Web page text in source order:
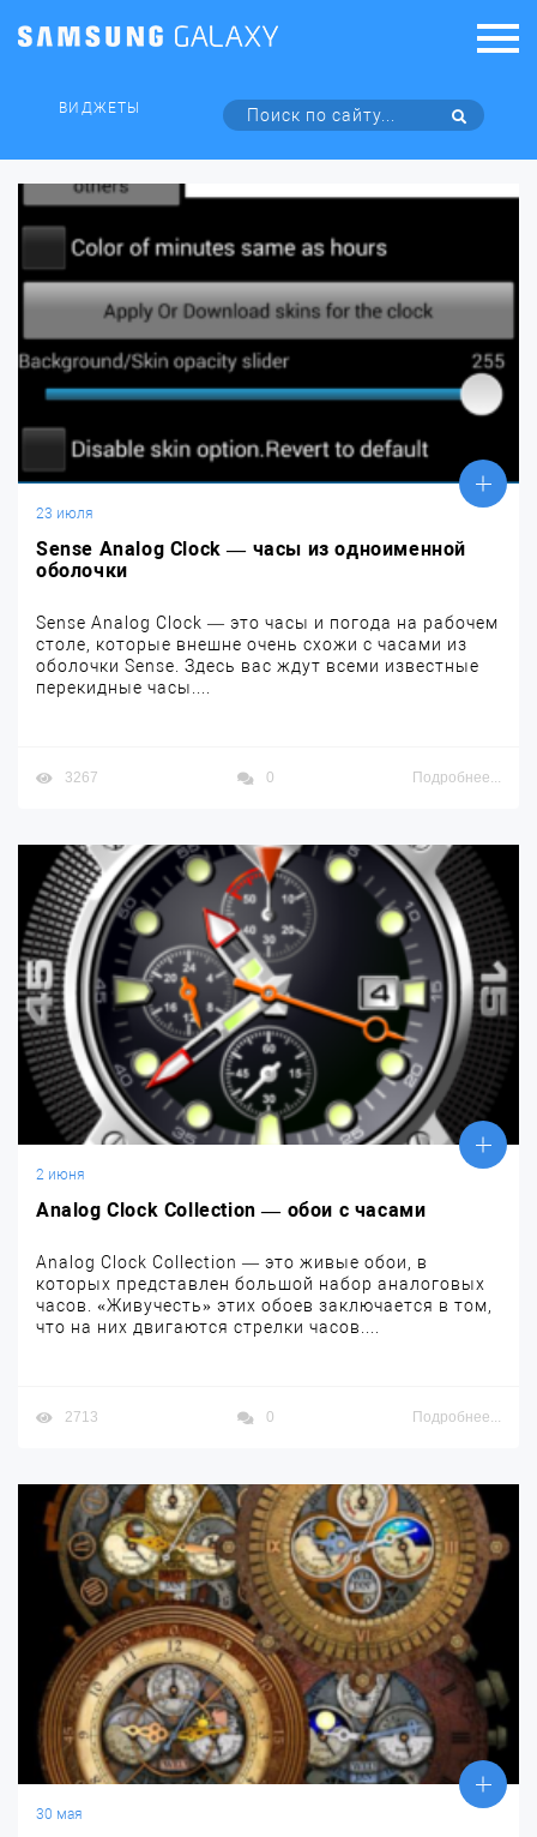
ВИДЖЕТЫ
23 июля
Sense Analog Clock — часы из одноименной
оболочки
Sense Analog Clock — это часы и погода на рабочем
столе, которые внешне очень схожи с часами из
оболочки Sense. Здесь вас ждут всеми известные
перекидные часы....
3267 0 Подробнее...
2 июня
Analog Clock Collection — обои с часами
Analog Clock Collection — это живые обои, в
которых представлен большой набор аналоговых
часов. «Живучесть» этих обоев заключается в том,
что на них двигаются стрелки часов....
2713 0 Подробнее...
30 мая